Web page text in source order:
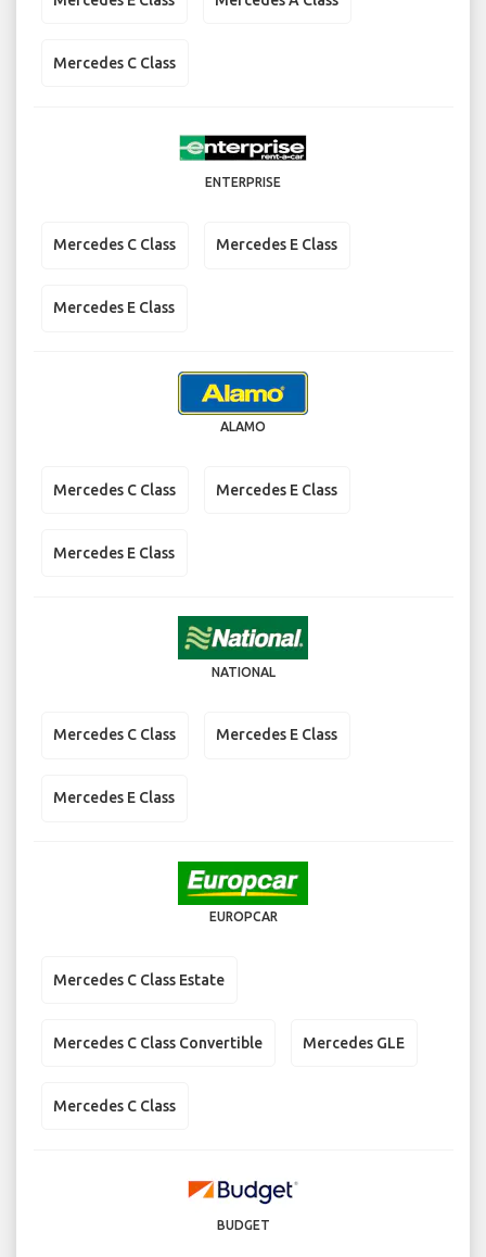
Mercedes C Class
ENTERPRISE
Mercedes C Class Mercedes E Class
Mercedes E Class
ALAMO
Mercedes C Class Mercedes E Class
Mercedes E Class
NATIONAL
Mercedes C Class Mercedes E Class
Mercedes E Class
EUROPCAR
Mercedes C Class Estate
Mercedes C Class Convertible Mercedes GLE
Mercedes C Class
BUDGET